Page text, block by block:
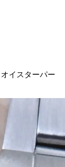
イスターパー